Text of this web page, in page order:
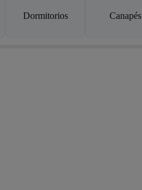
Dormitorios Canapés